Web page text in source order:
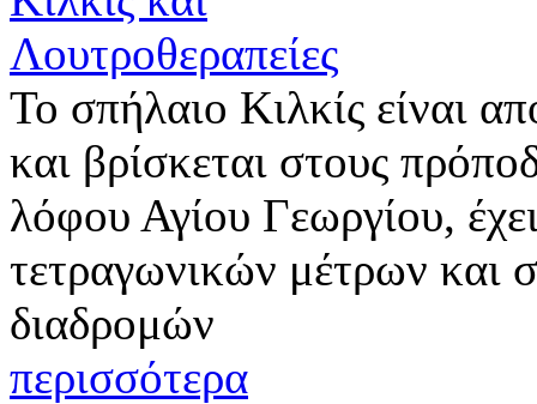
Το σπήλαιο Κιλκίς είναι
και βρίσκεται στους
λόφου Αγίου Γεωργίου,
τετραγωνικών μέτρων και
διαδρομών
περισσότερα